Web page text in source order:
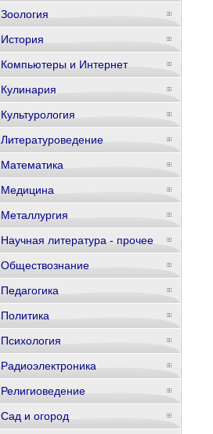
Зоология
История
Компьютеры и Интернет
Кулинария
Культурология
Литературоведение
Математика
Медицина
Металлургия
Научная литература - прочее
Обществознание
Педагогика
Политика
Психология
Радиоэлектроника
Религиоведение
Сад и огород